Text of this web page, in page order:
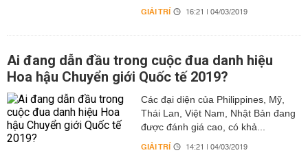
GIẢI TRÍ 16:21 | 04/03/2019
Ai đang dẫn đầu trong cuộc đua danh hiệu
Hoa hậu Chuyển giới Quốc tế 2019?
Các đại diện của Philippines, Mỹ,
Thái Lan, Việt Nam, Nhật Bản đang
được đánh giá cao, có khả...
GIẢI TRÍ 14:21 | 04/03/2019